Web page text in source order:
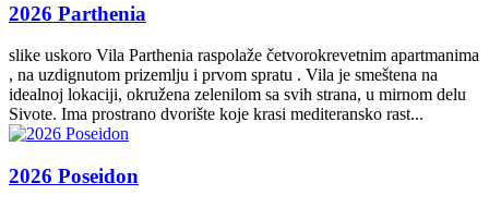
2026 Parthenia
slike uskoro Vila Parthenia raspolaže četvorokrevetnim apartmanima
, na uzdignutom prizemlju i prvom spratu . Vila je smeštena na
idealnoj lokaciji, okružena zelenilom sa svih strana, u mirnom delu
Sivote. Ima prostrano dvorište koje krasi mediteransko rast...
2026 Poseidon